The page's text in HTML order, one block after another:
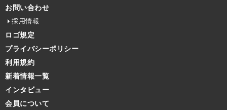
お問い合わせ
採用情報
ロゴ規定
プライバシーポリシー
利用規約
新着情報一覧
インタビュー
会員について